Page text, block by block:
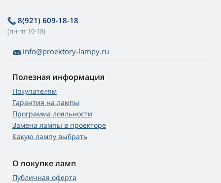
8(921) 609-18-18
(пн-пт 10-18)
info@proektory-lampy.ru
Полезная информация
Покупателям
Гарантия на лампы
Программа лояльности
Замена лампы в проекторе
Какую лампу выбрать
О покупке ламп
Публичная оферта